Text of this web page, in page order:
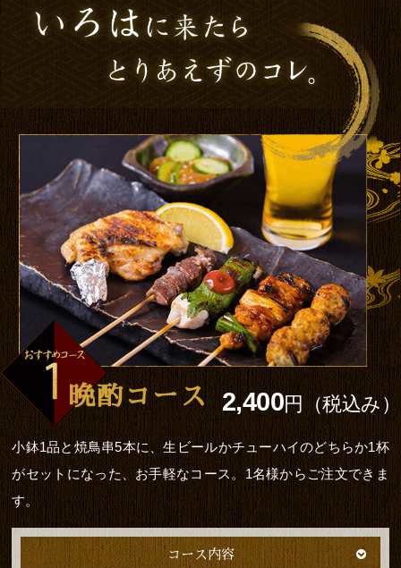
晩酌コース 2,400円（税込み）
小鉢1品と焼鳥串5本に、生ビールかチューハイのどちらか1杯
がセットになった、お手軽なコース。1名様からご注文できま
す。
コース内容